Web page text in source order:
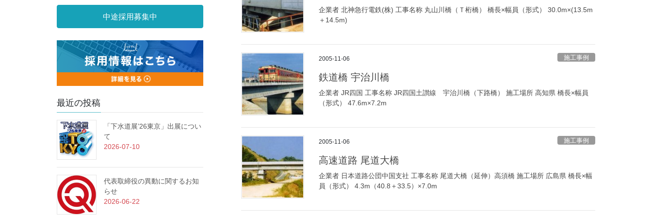
企業者 北神急行電鉄(株) 工事名称 丸山川橋（Ｔ桁橋） 橋長×幅員（形式） 30.0m×(13.5m
＋14.5m)
2005-11-06 施工事例
鉄道橋 宇治川橋
企業者 JR四国 工事名称 JR四国土讃線 宇治川橋（下路橋） 施工場所 高知県 橋長×幅員
（形式） 47.6m×7.2m
2005-11-06 施工事例
高速道路 尾道大橋
企業者 日本道路公団中国支社 工事名称 尾道大橋（延伸）高須橋 施工場所 広島県 橋長×幅
員（形式） 4.3m（40.8＋33.5）×7.0m
中途採用募集中
最近の投稿
「下水道展’26東京」出展につい
て
2026-07-10
代表取締役の異動に関するお知
らせ
2026-06-22